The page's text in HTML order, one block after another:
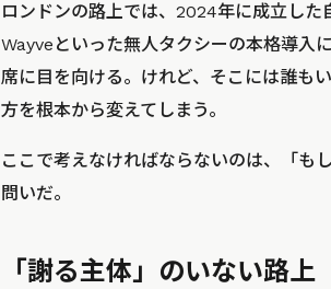
ロンドンの路上では、2024年に成立した
Wayveといった無人タクシーの本格導入
席に目を向ける。けれど、そこには誰も
方を根本から変えてしまう。
ここで考えなければならないのは、「も
問いだ。
「謝る主体」のいない路上